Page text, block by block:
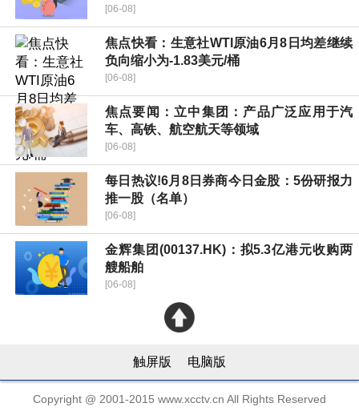
[06-08]
焦点快看：生意社WTI原油6月8日均差继续
负向缩小为-1.83美元/桶
[06-08]
焦点要闻：立中集团：产品广泛应用于汽
车、高铁、航空航天等领域
[06-08]
每日热议!6月8日券商今日金股：5份研报力
推一股（名单）
[06-08]
金辉集团(00137.HK)：拟5.3亿港元收购两
艘船舶
[06-08]
触屏版 电脑版
Copyright @ 2001-2015 www.xcctv.cn All Rights Reserved